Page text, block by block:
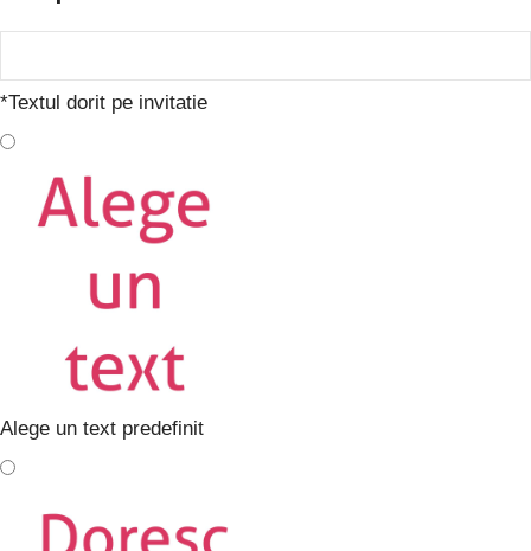
*Textul dorit pe invitatie
Alege un text predefinit